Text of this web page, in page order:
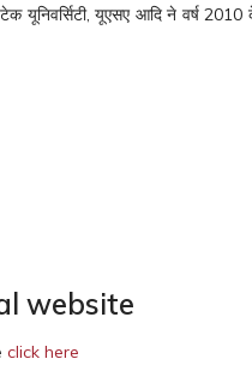
टेक यूनिवर्सिटी, यूएसए आदि ने वर्ष
website
click here